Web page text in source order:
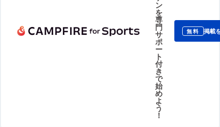
ン
を
専
門
サ
ポ
ー
ト
付
き
で
始
め
よ
う
！
無料 掲載